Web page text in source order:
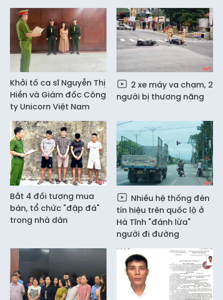
Khởi tố ca sĩ Nguyễn Thị
Hiền và Giám đốc Công
ty Unicorn Việt Nam
2 xe máy va chạm, 2
người bị thương nặng
Bắt 4 đối tượng mua
bán, tổ chức "đập đá"
trong nhà dân
Nhiều hệ thống đèn
tín hiệu trên quốc lộ ở
Hà Tĩnh "đánh lừa"
người đi đường